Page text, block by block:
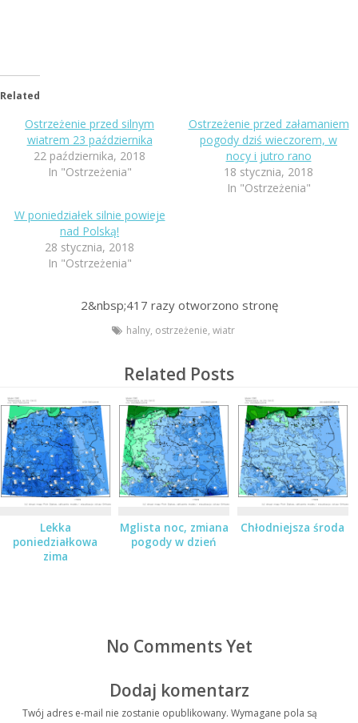
Related
Ostrzeżenie przed silnym
wiatrem 23 października
22 października, 2018
In "Ostrzeżenia"
Ostrzeżenie przed załamaniem
pogody dziś wieczorem, w
nocy i jutro rano
18 stycznia, 2018
In "Ostrzeżenia"
W poniedziałek silnie powieje
nad Polską!
28 stycznia, 2018
In "Ostrzeżenia"
2&nbsp;417 razy otworzono stronę
halny, ostrzeżenie, wiatr
Related Posts
Lekka
poniedziałkowa
zima
Mglista noc, zmiana
pogody w dzień
Chłodniejsza środa
No Comments Yet
Dodaj komentarz
Twój adres e-mail nie zostanie opublikowany. Wymagane pola są